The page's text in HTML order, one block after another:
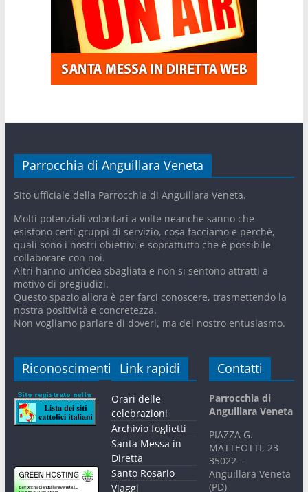
Parrocchia di Anguillara Veneta
Sito ufficiale della Parrocchia di Anguillara Veneta.
Molti potenziali volontari a volte neanche sanno che
esistono certi gruppi di servizio, cosa facciamo e perché,
quali sono i nostri obiettivi e soprattutto che è possibile
collaborare con noi.
Altri hanno un’idea sbagliata e non si sentono attratti a
motivo di pregiudizi.
Questo spazio allora è per farci conoscere, trasmettendo la
nostra positività e concretezza.
Non vogliamo parlare di doveri, ma del nostro entusiasmo.
Riconoscimenti Link rapidi
Orari delle
celebrazioni
Archivio foglietti
Santa Messa in
Diretta
Santo Rosario
Viaggi
Contatti
Parrocchia di
Anguillara Veneta
PIAZZA G.
MATTEOTTI, 23
35022 –
Anguillara Veneta
(PD)